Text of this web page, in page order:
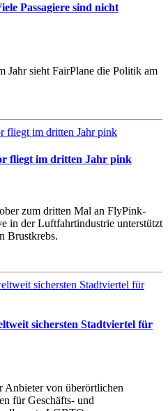
Passagiere sind nicht
Jahr sieht FairPlane die Politik am
fliegt im dritten Jahr pink
zum dritten Mal an FlyPink-
in der Luftfahrtindustrie unterstützt
Brustkrebs.
sichersten Stadtviertel für
Anbieter von überörtlichen
für Geschäfts- und